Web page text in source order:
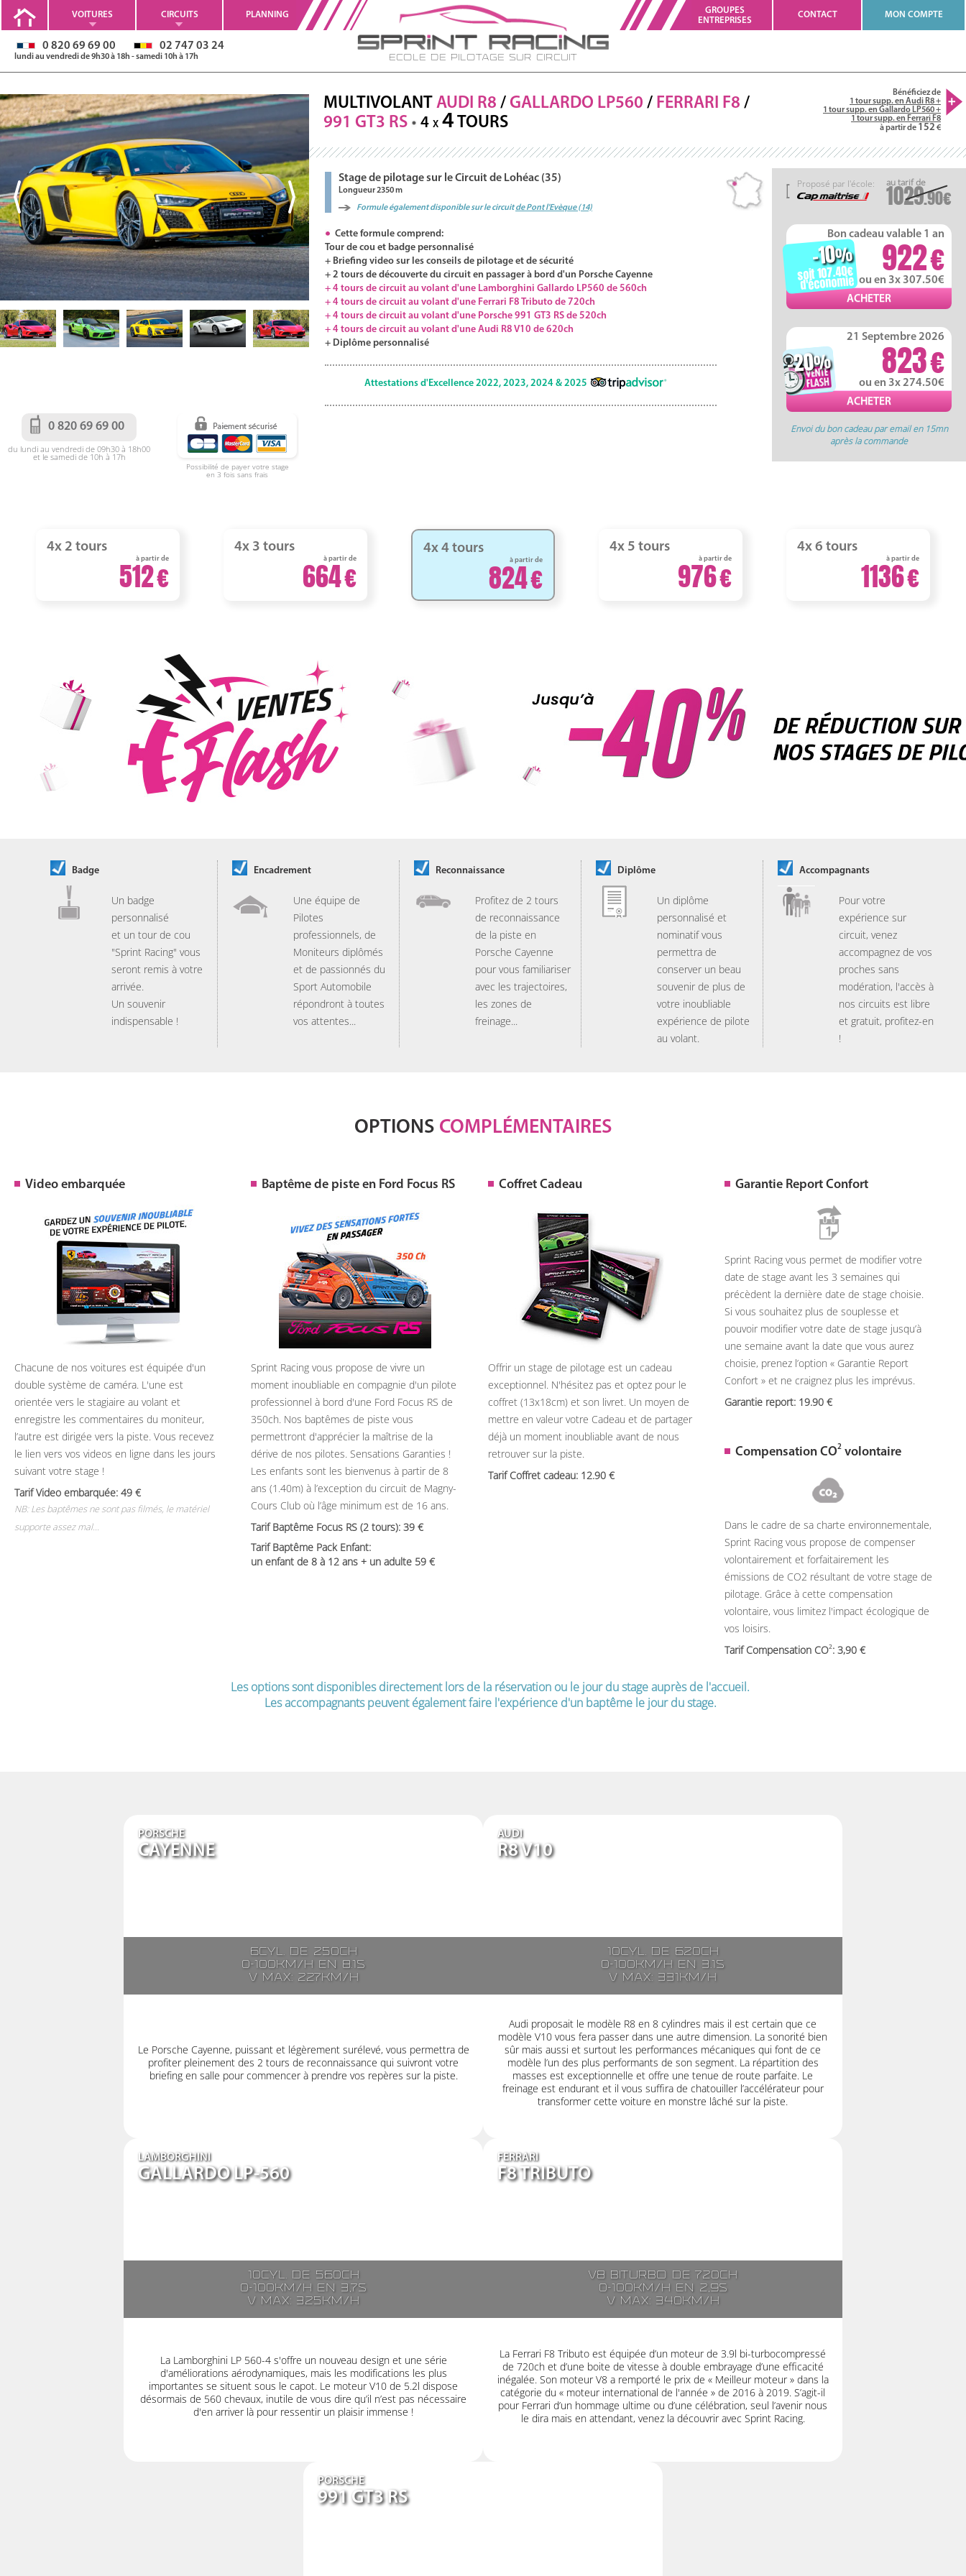
Ecole de Pilotage sur Circuit
VOITURES CIRCUITS PLANNING
GROUPES
ENTREPRISES
CONTACT MON COMPTE
0 820 69 69 00 02 747 03 24
lundi au vendredi de 9h30 à 18h - samedi 10h à 17h
Bénéficiez de
1 tour supp. en Audi R8 +
1 tour supp. en Gallardo LP560 +
1 tour supp. en Ferrari F8
à partir de 152
MULTIVOLANT AUDI R8 / GALLARDO LP560 / FERRARI F8 /
991 GT3 RS 4 X 4 TOURS
1029.90
Proposé par l'école:
Bon cadeau valable 1 an
922
ou en 3x 307.50
-10%
soit 107.40
d'économie
21 Septembre 2026
823
ou en 3x 274.50
-20%
Envoi du bon cadeau par email en 15mn
après la commande
Stage de pilotage sur le Circuit de Lohéac (35)
Longueur 2350 m
Formule également disponible sur le circuitde Pont l'Evèque (14)
Cette formule comprend:
Tour de cou et badge personnalisé
+ Briefing video sur les conseils de pilotage et de sécurité
+ 2 tours de découverte du circuit en passager à bord d'un Porsche Cayenne
+ 4 tours de circuit au volant d'une Lamborghini Gallardo LP560 de 560ch
+ 4 tours de circuit au volant d'une Ferrari F8 Tributo de 720ch
+ 4 tours de circuit au volant d'une Porsche 991 GT3 RS de 520ch
+ 4 tours de circuit au volant d'une Audi R8 V10 de 620ch
+ Diplôme personnalisé
Attestations d'Excellence 2022, 2023, 2024 & 2025
0 820 69 69 00
du lundi au vendredi de 09h30 à 18h00
et le samedi de 10h à 17h
Possibilité de payer votre stage
en 3 fois sans frais
4x 2 tours
à partir de
512
4x 3 tours
à partir de
664
4x 4 tours
à partir de
824
4x 5 tours
à partir de
976
4x 6 tours
à partir de
1136
Badge
Un badge
personnalisé
et un tour de cou
"Sprint Racing" vous
seront remis à votre
arrivée.
Un souvenir
indispensable !
Encadrement
Une équipe de
Pilotes
professionnels, de
Moniteurs diplômés
et de passionnés du
Sport Automobile
répondront à toutes
vos attentes...
Reconnaissance
Profitez de 2 tours
de reconnaissance
de la piste en
Porsche Cayenne
pour vous familiariser
avec les trajectoires,
les zones de
freinage...
Diplôme
Un diplôme
personnalisé et
nominatif vous
permettra de
conserver un beau
souvenir de plus de
votre inoubliable
expérience de pilote
au volant.
Accompagnants
Pour votre
expérience sur
circuit, venez
accompagnez de vos
proches sans
modération, l'accès à
nos circuits est libre
et gratuit, profitez-en
!
OPTIONS COMPLÉMENTAIRES
Video embarquée
Chacune de nos voitures est équipée d'un
double système de caméra. L'une est
orientée vers le stagiaire au volant et
enregistre les commentaires du moniteur,
l’autre est dirigée vers la piste. Vous recevez
le lien vers vos videos en ligne dans les jours
suivant votre stage !
Tarif Video embarquée: 49
NB: Les baptêmes ne sont pas filmés, le matériel
supporte assez mal...
Baptême de piste en Ford Focus RS
Sprint Racing vous propose de vivre un
moment inoubliable en compagnie d'un pilote
professionnel à bord d'une Ford Focus RS de
350ch. Nos baptêmes de piste vous
permettront d'apprécier la maîtrise de la
dérive de nos pilotes. Sensations Garanties !
Les enfants sont les bienvenus à partir de 8
ans (1.40m) à l’exception du circuit de Magny-
Cours Club où l’âge minimum est de 16 ans.
Tarif Baptême Focus RS (2 tours): 39
Tarif Baptême Pack Enfant:
un enfant de 8 à 12 ans + un adulte 59
Coffret Cadeau
Offrir un stage de pilotage est un cadeau
exceptionnel. N'hésitez pas et optez pour le
coffret (13x18cm) et son livret. Un moyen de
mettre en valeur votre Cadeau et de partager
déjà un moment inoubliable avant de nous
retrouver sur la piste.
Tarif Coffret cadeau: 12.90
Garantie Report Confort
Sprint Racing vous permet de modifier votre
date de stage avant les 3 semaines qui
précèdent la dernière date de stage choisie.
Si vous souhaitez plus de souplesse et
pouvoir modifier votre date de stage jusqu’à
une semaine avant la date que vous aurez
choisie, prenez l’option « Garantie Report
Confort » et ne craignez plus les imprévus.
Garantie report: 19.90
Compensation CO2volontaire
Dans le cadre de sa charte environnementale,
Sprint Racing vous propose de compenser
volontairement et forfaitairement les
émissions de CO2 résultant de votre stage de
pilotage. Grâce à cette compensation
volontaire, vous limitez l'impact écologique de
vos loisirs.
Tarif Compensation CO2: 3,90
Les options sont disponibles directement lors de la réservation ou le jour du stage auprès de l'accueil.
Les accompagnants peuvent également faire l'expérience d'un baptême le jour du stage.
PORSCHE
CAYENNE
6cyl. de 250ch
0-100km/h en 8.1s
V max: 227km/h
Le Porsche Cayenne, puissant et légèrement surélevé, vous permettra de
profiter pleinement des 2 tours de reconnaissance qui suivront votre
briefing en salle pour commencer à prendre vos repères sur la piste.
AUDI
R8 V10
10cyl. de 620ch
0-100km/h en 3.1s
V max: 331km/h
Audi proposait le modèle R8 en 8 cylindres mais il est certain que ce
modèle V10 vous fera passer dans une autre dimension. La sonorité bien
sûr mais aussi et surtout les performances mécaniques qui font de ce
modèle l’un des plus performants de son segment. La répartition des
masses est exceptionnelle et offre une tenue de route parfaite. Le
freinage est endurant et il vous suffira de chatouiller l’accélérateur pour
transformer cette voiture en monstre lâché sur la piste.
LAMBORGHINI
GALLARDO LP-560
10cyl. de 560ch
0-100km/h en 3,7s
V max: 325km/h
La Lamborghini LP 560-4 s'offre un nouveau design et une série
d'améliorations aérodynamiques, mais les modifications les plus
importantes se situent sous le capot. Le moteur V10 de 5.2l dispose
désormais de 560 chevaux, inutile de vous dire qu’il n’est pas nécessaire
d'en arriver là pour ressentir un plaisir immense !
FERRARI
F8 TRIBUTO
V8 biturbo de 720ch
0-100km/h en 2,9s
V max: 340km/h
La Ferrari F8 Tributo est équipée d’un moteur de 3.9l bi-turbocompressé
de 720ch et d’une boite de vitesse à double embrayage d’une efficacité
inégalée. Son moteur V8 a remporté le prix de « Meilleur moteur » dans la
catégorie du « moteur international de l'année » de 2016 à 2019. S’agit-il
pour Ferrari d’un hommage ultime ou d’une célébration, seul l’avenir nous
le dira mais en attendant, venez la découvrir avec Sprint Racing.
PORSCHE
991 GT3 RS